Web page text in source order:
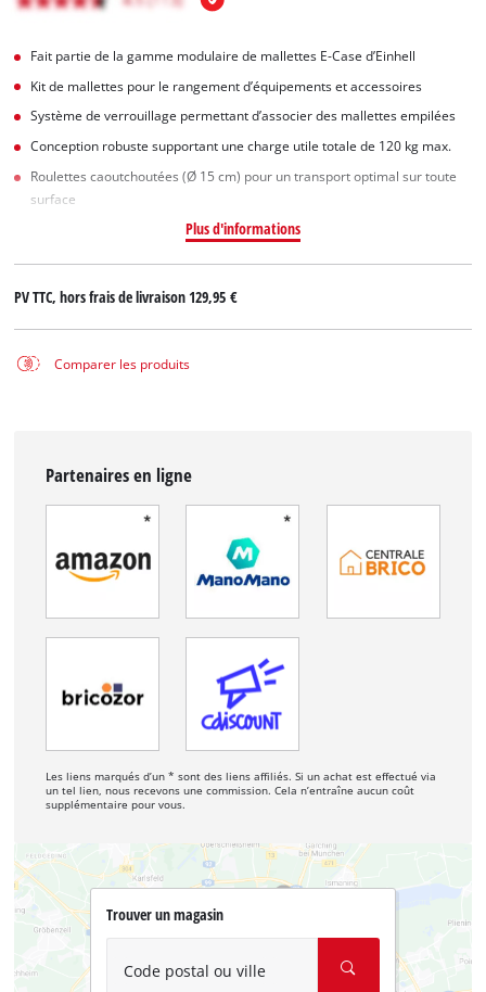
Fait partie de la gamme modulaire de mallettes E-Case d’Einhell
Kit de mallettes pour le rangement d’équipements et accessoires
Système de verrouillage permettant d’associer des mallettes empilées
Conception robuste supportant une charge utile totale de 120 kg max.
Roulettes caoutchoutées (Ø 15 cm) pour un transport optimal sur toute
surface
Plus d'informations
PV TTC, hors frais de livraison129,95 €
Comparer les produits
Partenaires en ligne
Les liens marqués d’un * sont des liens affiliés. Si un achat est effectué via
un tel lien, nous recevons une commission. Cela n’entraîne aucun coût
supplémentaire pour vous.
Trouver un magasin
Code postal ou ville